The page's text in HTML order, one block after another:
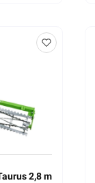
2,8 m